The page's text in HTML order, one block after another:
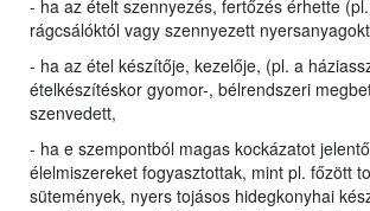
- ha az ételt szennyezés, fertőzés érhette
rágcsálóktól vagy szennyezett
- ha az étel készítője, kezelője, (pl. a
ételkészítéskor gyomor-, bélrendszeri
szenvedett,
- ha e szempontból magas kockázatot
élelmiszereket fogyasztottak, mint pl. főzött
sütemények, nyers tojásos hidegkonyhai